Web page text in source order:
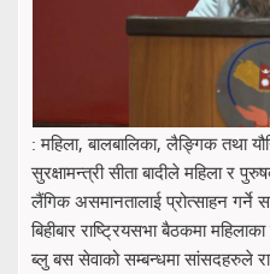
: महिला, बालबालिका, लैङ्गिक तथा
सुरक्षामन्त्री सीता बादीले महिला र
लैंगिक असमानतालाई प्रोत्साहन गर्ने
बिहीबार राष्ट्रियसभा बैठकमा
ब्लु बस सेवाको सम्बन्धमा सांसदहरुले